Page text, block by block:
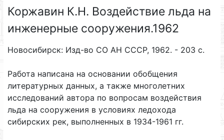
Коржавин К.Н. Воздействие льда на
инженерные сооружения.1962
Новосибирск: Изд-во СО АН СССР, 1962. - 203 с.
Работа написана на основании обобщения
литературных данных, а также многолетних
исследований автора по вопросам воздействия
льда на сооружения в условиях ледохода
сибирских рек, выполненных в 1934-1961 гг.